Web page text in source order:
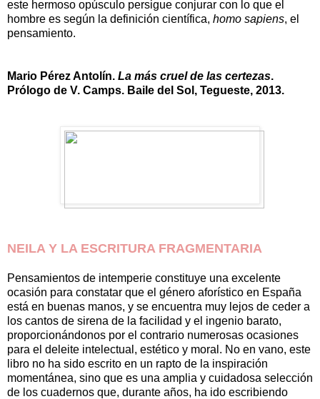
este hermoso opúsculo persigue conjurar con lo que el
hombre es según la definición científica, homo sapiens, el
pensamiento.
Mario Pérez Antolín. La más cruel de las certezas.
Prólogo de V. Camps. Baile del Sol, Tegueste, 2013.
NEILA Y LA ESCRITURA FRAGMENTARIA
Pensamientos de intemperie constituye una excelente
ocasión para constatar que el género aforístico en España
está en buenas manos, y se encuentra muy lejos de ceder a
los cantos de sirena de la facilidad y el ingenio barato,
proporcionándonos por el contrario numerosas ocasiones
para el deleite intelectual, estético y moral. No en vano, este
libro no ha sido escrito en un rapto de la inspiración
momentánea, sino que es una amplia y cuidadosa selección
de los cuadernos que, durante años, ha ido escribiendo